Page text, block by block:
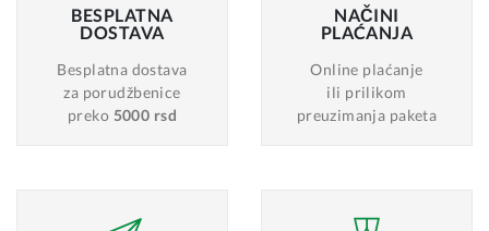
BESPLATNA
DOSTAVA
Besplatna dostava
za porudžbenice
preko 5000 rsd
NAČINI
PLAĆANJA
Online plaćanje
ili prilikom
preuzimanja paketa